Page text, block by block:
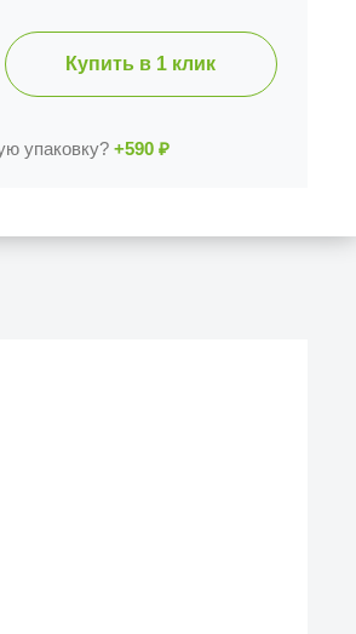
Купить в 1 клик
упаковку? +590 ₽